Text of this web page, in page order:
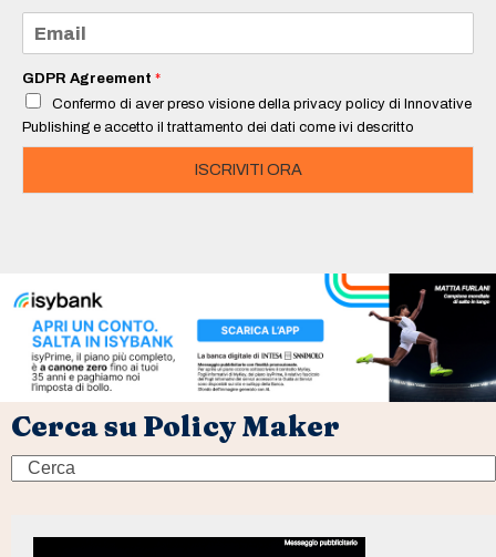
e
a
i
*
GDPR Agreement *
Confermo di aver preso visione della privacy policy di Innovative
Publishing e accetto il trattamento dei dati come ivi descritto
ISCRIVITI ORA
Cerca su Policy Maker
Search